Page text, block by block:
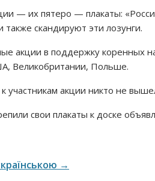
— их пятеро — плакаты:
скандируют эти лозунги.
акции в поддержку коренных
Великобритании, Польше.
участникам акции никто не
свои плакаты к доске
→